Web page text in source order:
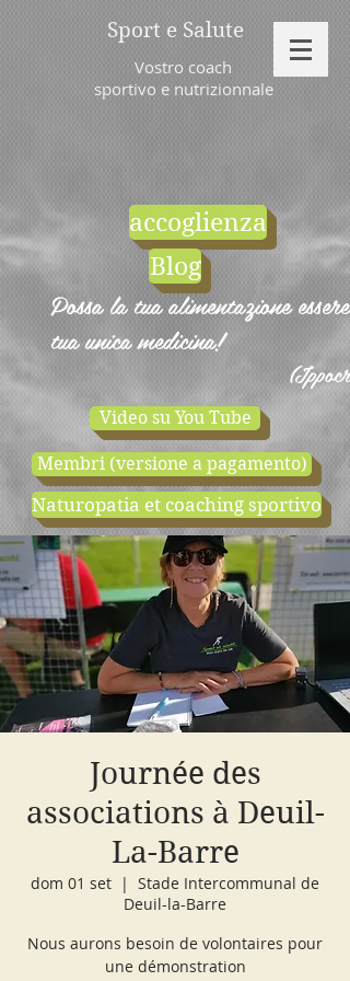
Sport e Salute
Vostro coach
sportivo e nutrizionnale
accoglienza
Blog
Possa la tua alimentazione essere
tua unica medicina!
Video su You Tube
Membri (versione a pagamento)
Naturopatia et coaching sportivo
cours d'essai negozio
Journée des
associations à Deuil-
La-Barre
dom 01 set
  |
Stade Intercommunal de
Deuil-la-Barre
Nous aurons besoin de volontaires pour
une démonstration